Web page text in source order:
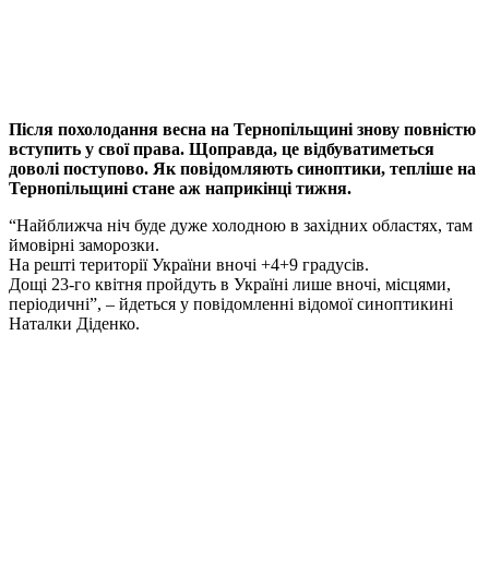
Після похолодання весна на Тернопільщині знову повністю
вступить у свої права. Щоправда, це відбуватиметься
доволі поступово. Як повідомляють синоптики, тепліше на
Тернопільщині стане аж наприкінці тижня.
“Найближча ніч буде дуже холодною в західних областях, там
ймовірні заморозки.
На решті території України вночі +4+9 градусів.
Дощі 23-го квітня пройдуть в Україні лише вночі, місцями,
періодичні”, – йдеться у повідомленні відомої синоптикині
Наталки Діденко.